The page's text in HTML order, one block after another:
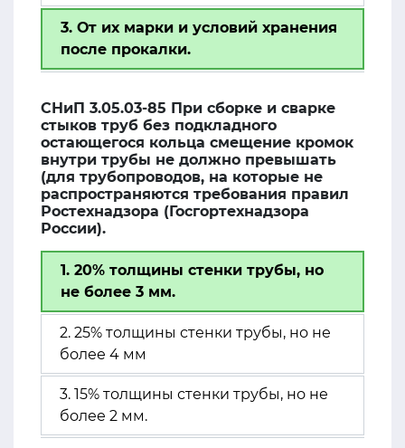
3. От их марки и условий хранения
после прокалки.
СНиП 3.05.03-85 При сборке и сварке
стыков труб без подкладного
остающегося кольца смещение кромок
внутри трубы не должно превышать
(для трубопроводов, на которые не
распространяются требования правил
Ростехнадзора (Госгортехнадзора
России).
1. 20% толщины стенки трубы, но
не более 3 мм.
2. 25% толщины стенки трубы, но не
более 4 мм
3. 15% толщины стенки трубы, но не
более 2 мм.